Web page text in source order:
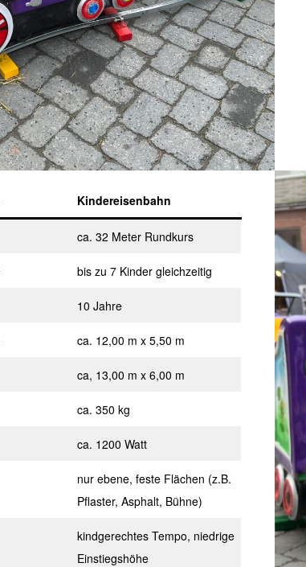
Kindereisenbahn
ca. 32 Meter Rundkurs
bis zu 7 Kinder gleichzeitig
10 Jahre
ca. 12,00 m x 5,50 m
ca, 13,00 m x 6,00 m
ca. 350 kg
ca. 1200 Watt
nur ebene, feste Flächen (z.B.
Pflaster, Asphalt, Bühne)
kindgerechtes Tempo, niedrige
Einstiegshöhe